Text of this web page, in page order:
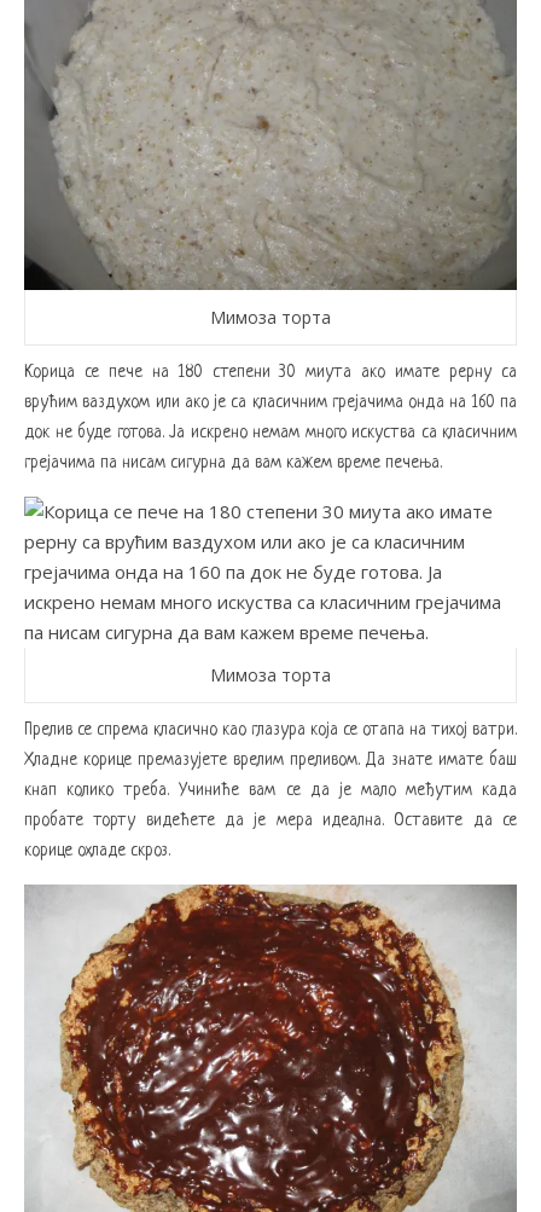
Мимоза торта
Корица се пече на 180 степени 30 миута ако имате рерну са
врућим ваздухом или ако је са класичним грејачима онда на 160 па
док не буде готова. Ја искрено немам много искуства са класичним
грејачима па нисам сигурна да вам кажем време печења.
Мимоза торта
Прелив се спрема класично као глазура која се отапа на тихој ватри.
Хладне корице премазујете врелим преливом. Да знате имате баш
кнап колико треба. Учиниће вам се да је мало међутим када
пробате торту видећете да је мера идеална. Оставите да се
корице охладе скроз.